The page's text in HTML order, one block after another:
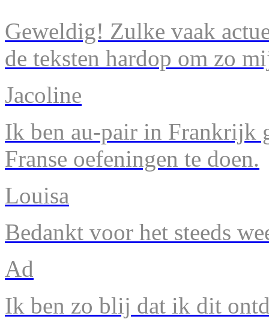
Geweldig! Zulke vaak
de teksten hardop om zo
Jacoline
Ik ben au-pair in Frankrijk
Franse oefeningen te doen.
Louisa
Bedankt voor het steeds
Ad
Ik ben zo blij dat ik dit